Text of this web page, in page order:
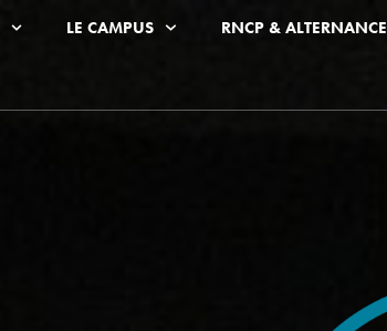
LE CAMPUS RNCP & ALTERNANCE